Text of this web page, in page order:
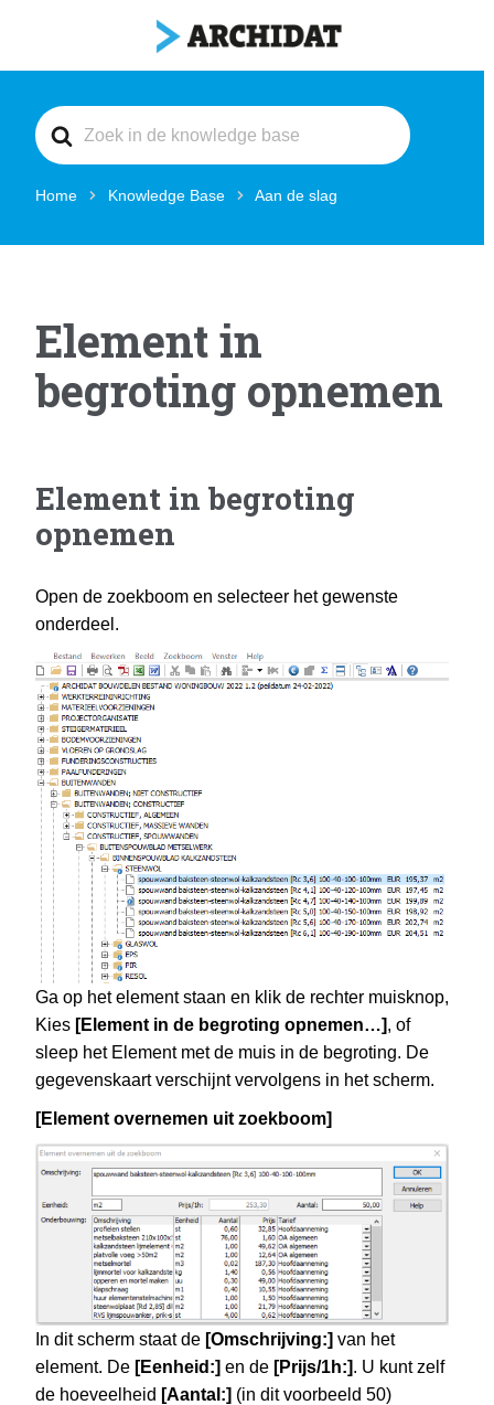
Search
For
Home Knowledge Base Aan de slag
Element in
begroting opnemen
Element in begroting
opnemen
Open de zoekboom en selecteer het gewenste
onderdeel.
Ga op het element staan en klik de rechter muisknop,
Kies [Element in de begroting opnemen…], of
sleep het Element met de muis in de begroting. De
gegevenskaart verschijnt vervolgens in het scherm.
[Element overnemen uit zoekboom]
In dit scherm staat de [Omschrijving:] van het
element. De [Eenheid:] en de [Prijs/1h:]. U kunt zelf
de hoeveelheid [Aantal:] (in dit voorbeeld 50)